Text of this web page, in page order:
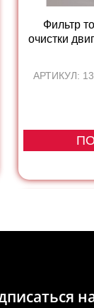
Фильтр
очистки
АРТИКУЛ: